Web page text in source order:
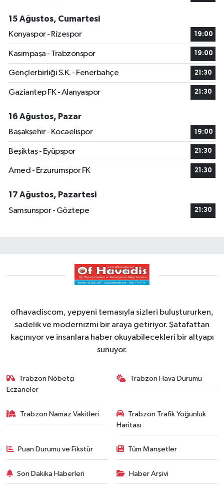
15 Ağustos, Cumartesi
Konyaspor - Rizespor
19:00
Kasımpaşa - Trabzonspor 19:00
Gençlerbirliği S.K. - Fenerbahçe 21:30
Gaziantep FK - Alanyaspor 21:30
16 Ağustos, Pazar
Başakşehir - Kocaelispor
19:00
Beşiktaş - Eyüpspor 21:30
Amed - Erzurumspor FK 21:30
17 Ağustos, Pazartesi
Samsunspor - Göztepe
21:30
ofhavadiscom, yepyeni temasıyla sizleri buluştururken,
sadelik ve modernizmi bir araya getiriyor. Şatafattan
kaçınıyor ve insanlara haber okuyabilecekleri bir altyapı
sunuyor.
Trabzon Nöbetçi
Eczaneler
Trabzon Hava Durumu
Trabzon Namaz Vakitleri
Trabzon Trafik Yoğunluk
Haritası
Puan Durumu ve Fikstür Tüm Manşetler
Son Dakika Haberleri Haber Arşivi